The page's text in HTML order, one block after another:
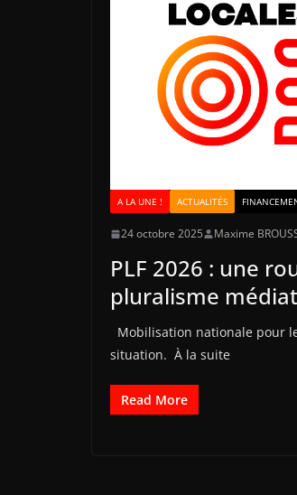
A LA UNE ! ACTUALITÉS
24 octobre 2025 Maxime
PLF 2026 : une
pluralisme
Mobilisation nationale pour le
situation. À la suite
Read More